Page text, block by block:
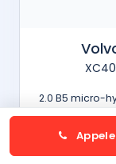
XC40
2.0 B5 micro-
Core